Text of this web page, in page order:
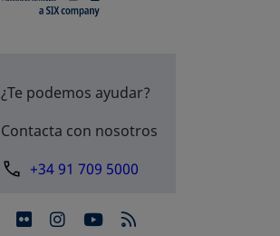
¿Te podemos ayudar?
Contacta con nosotros
+34 91 709 5000
se abre en una pestaña
se abre en una pestaña
se abre en una
se abre en una